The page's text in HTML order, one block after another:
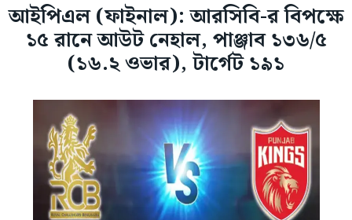
আইপিএল (ফাইনাল): আরসিবি-র বিপক্ষে
১৫ রানে আউট নেহাল, পাঞ্জাব ১৩৬/৫
(১৬.২ ওভার), টার্গেট ১৯১